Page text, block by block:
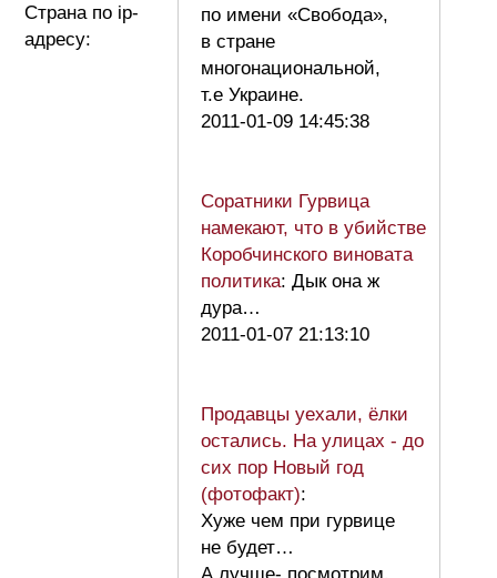
Страна по ip-
адресу:
по имени «Свобода»,
в стране
многонациональной,
т.е Украине.
2011-01-09 14:45:38
Соратники Гурвица
намекают, что в убийстве
Коробчинского виновата
политика: Дык она ж
дура…
2011-01-07 21:13:10
Продавцы уехали, ёлки
остались. На улицах - до
сих пор Новый год
(фотофакт):
Хуже чем при гурвице
не будет…
А лучше- посмотрим,